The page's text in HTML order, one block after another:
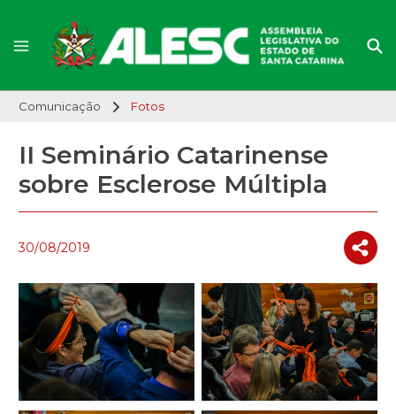
Comunicação Fotos
II Seminário Catarinense
sobre Esclerose Múltipla
30/08/2019